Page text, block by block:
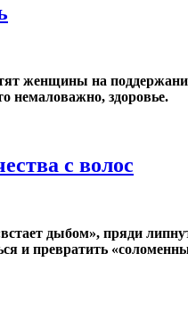
женщины на
немаловажно, здоровье.
с волос
дыбом», пряди
и превратить